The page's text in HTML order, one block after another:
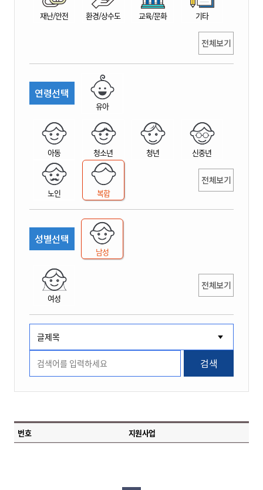
재난/안전 환경/상수도 교육/문화 기타
전체보기
연령선택
유아
아동 청소년 청년 신중년
노인 복합
전체보기
성별선택
남성
여성
전체보기
검색
번호 지원사업